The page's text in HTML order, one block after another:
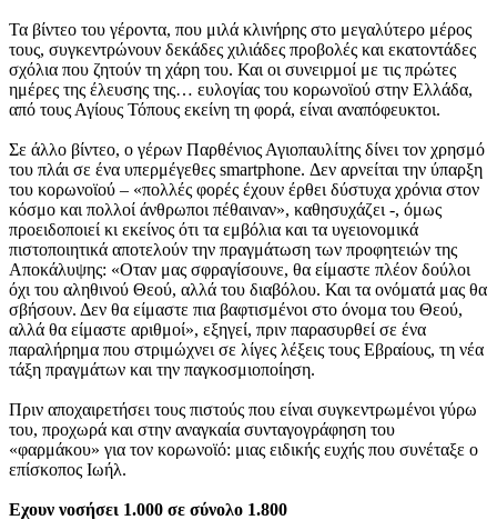
Τα βίντεο του γέροντα, που μιλά κλινήρης στο μεγαλύτερο μέρος
τους, συγκεντρώνουν δεκάδες χιλιάδες προβολές και εκατοντάδες
σχόλια που ζητούν τη χάρη του. Και οι συνειρμοί με τις πρώτες
ημέρες της έλευσης της… ευλογίας του κορωνοϊού στην Ελλάδα,
από τους Αγίους Τόπους εκείνη τη φορά, είναι αναπόφευκτοι.
Σε άλλο βίντεο, ο γέρων Παρθένιος Αγιοπαυλίτης δίνει τον χρησμό
του πλάι σε ένα υπερμέγεθες smartphone. Δεν αρνείται την ύπαρξη
του κορωνοϊού – «πολλές φορές έχουν έρθει δύστυχα χρόνια στον
κόσμο και πολλοί άνθρωποι πέθαιναν», καθησυχάζει -, όμως
προειδοποιεί κι εκείνος ότι τα εμβόλια και τα υγειονομικά
πιστοποιητικά αποτελούν την πραγμάτωση των προφητειών της
Αποκάλυψης: «Οταν μας σφραγίσουνε, θα είμαστε πλέον δούλοι
όχι του αληθινού Θεού, αλλά του διαβόλου. Και τα ονόματά μας θα
σβήσουν. Δεν θα είμαστε πια βαφτισμένοι στο όνομα του Θεού,
αλλά θα είμαστε αριθμοί», εξηγεί, πριν παρασυρθεί σε ένα
παραλήρημα που στριμώχνει σε λίγες λέξεις τους Εβραίους, τη νέα
τάξη πραγμάτων και την παγκοσμιοποίηση.
Πριν αποχαιρετήσει τους πιστούς που είναι συγκεντρωμένοι γύρω
του, προχωρά και στην αναγκαία συνταγογράφηση του
«φαρμάκου» για τον κορωνοϊό: μιας ειδικής ευχής που συνέταξε ο
επίσκοπος Ιωήλ.
Εχουν νοσήσει 1.000 σε σύνολο 1.800